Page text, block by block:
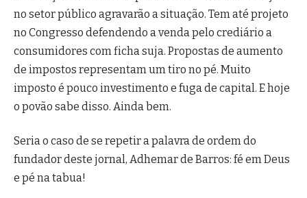
no setor público agravarão a situação. Tem até projeto
no Congresso defendendo a venda pelo crediário a
consumidores com ficha suja. Propostas de aumento
de impostos representam um tiro no pé. Muito
imposto é pouco investimento e fuga de capital. E hoje
o povão sabe disso. Ainda bem.
Seria o caso de se repetir a palavra de ordem do
fundador deste jornal, Adhemar de Barros: fé em Deus
e pé na tabua!